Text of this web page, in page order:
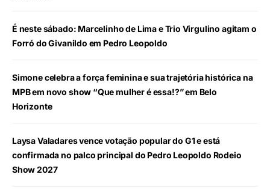
É neste sábado: Marcelinho de Lima e Trio Virgulino agitam o
Forró do Givanildo em Pedro Leopoldo
Simone celebra a força feminina e sua trajetória histórica na
MPB em novo show “Que mulher é essa!?” em Belo
Horizonte
Laysa Valadares vence votação popular do G1 e está
confirmada no palco principal do Pedro Leopoldo Rodeio
Show 2027